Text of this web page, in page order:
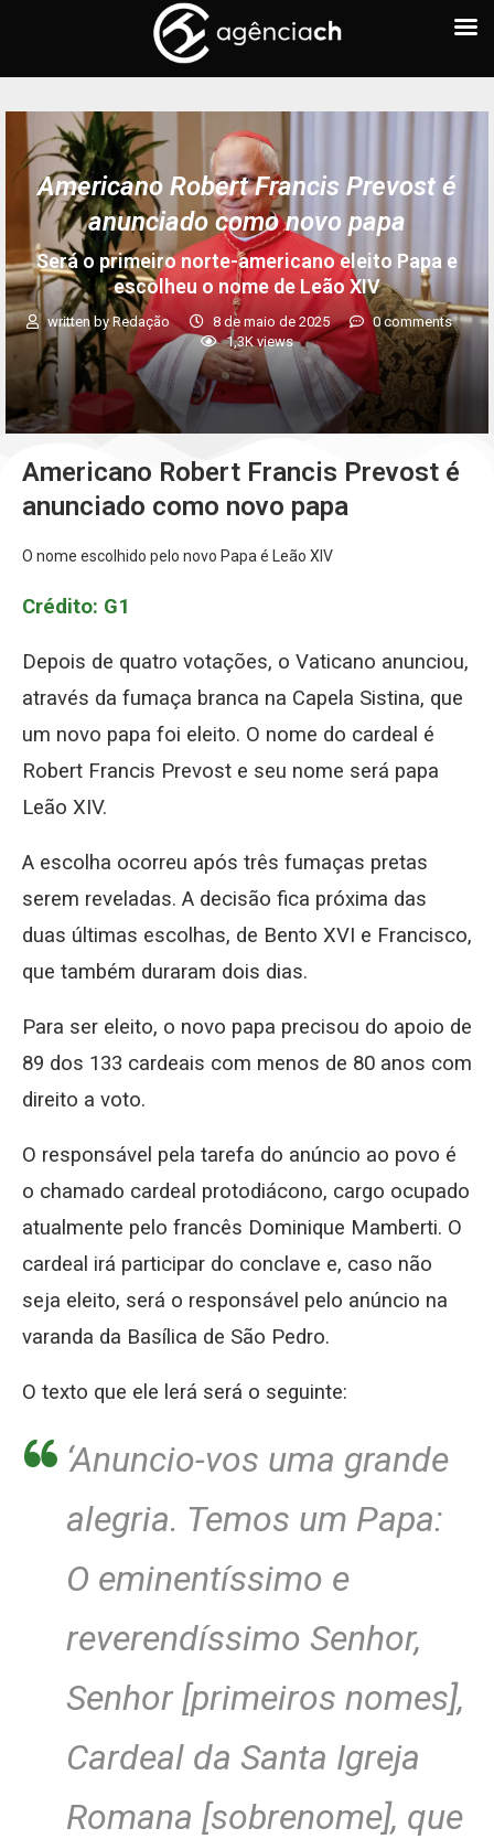
Americano Robert Francis Prevost é
anunciado como novo papa
Será o primeiro norte-americano eleito Papa e
escolheu o nome de Leão XIV
written byRedação 8 de maio de 2025
0 comments
1,3Kviews
Americano Robert Francis Prevost é
anunciado como novo papa
O nome escolhido pelo novo Papa é Leão XIV
Crédito: G1
Depois de quatro votações, o Vaticano anunciou,
através da fumaça branca na Capela Sistina, que
um novo papa foi eleito. O nome do cardeal é
Robert Francis Prevost e seu nome será papa
Leão XIV.
A escolha ocorreu após três fumaças pretas
serem reveladas. A decisão fica próxima das
duas últimas escolhas, de Bento XVI e Francisco,
que também duraram dois dias.
Para ser eleito, o novo papa precisou do apoio de
89 dos 133 cardeais com menos de 80 anos com
direito a voto.
O responsável pela tarefa do anúncio ao povo é
o chamado cardeal protodiácono, cargo ocupado
atualmente pelo francês Dominique Mamberti. O
cardeal irá participar do conclave e, caso não
seja eleito, será o responsável pelo anúncio na
varanda da Basílica de São Pedro.
O texto que ele lerá será o seguinte:
‘Anuncio-vos uma grande
alegria. Temos um Papa:
O eminentíssimo e
reverendíssimo Senhor,
Senhor [primeiros nomes],
Cardeal da Santa Igreja
Romana [sobrenome], que